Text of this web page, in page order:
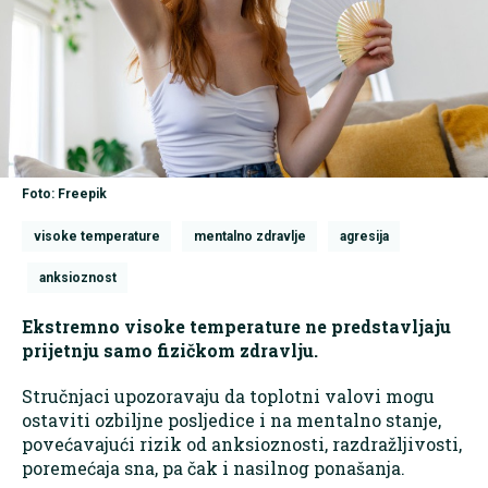
Foto: Freepik
visoke temperature mentalno zdravlje agresija
anksioznost
Ekstremno visoke temperature ne predstavljaju
prijetnju samo fizičkom zdravlju.
Stručnjaci upozoravaju da toplotni valovi mogu
ostaviti ozbiljne posljedice i na mentalno stanje,
povećavajući rizik od anksioznosti, razdražljivosti,
poremećaja sna, pa čak i nasilnog ponašanja.